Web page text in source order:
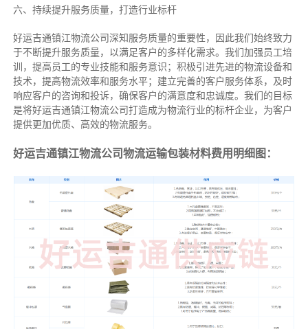
六、持续提升服务质量，打造行业标杆
好运吉通镇江物流公司深知服务质量的重要性，因此我们始终致力
于不断提升服务质量，以满足客户的多样化需求。我们加强员工培
训，提高员工的专业技能和服务意识；积极引进先进的物流设备和
技术，提高物流效率和服务水平；建立完善的客户服务体系，及时
响应客户的咨询和投诉，确保客户的满意度和忠诚度。我们的目标
是将好运吉通镇江物流公司打造成为物流行业的标杆企业，为客户
提供更加优质、高效的物流服务。
好运吉通镇江物流公司物流运输包装材料费用明细图：